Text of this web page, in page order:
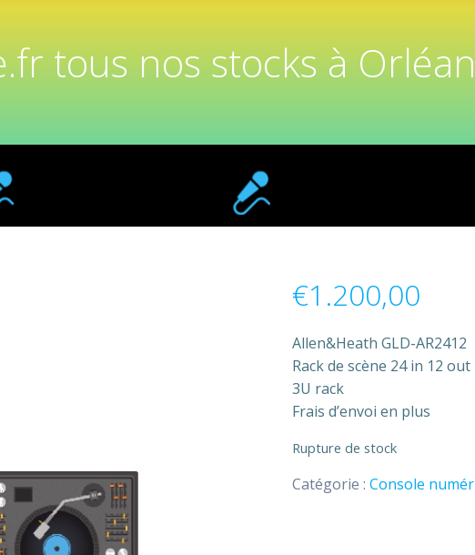
tous nos stocks à
€1.200,00
Allen&Heath GLD-AR2412
Rack de scène 24 in 12
3U rack
Frais d’envoi en plus
Rupture de stock
Catégorie : Console